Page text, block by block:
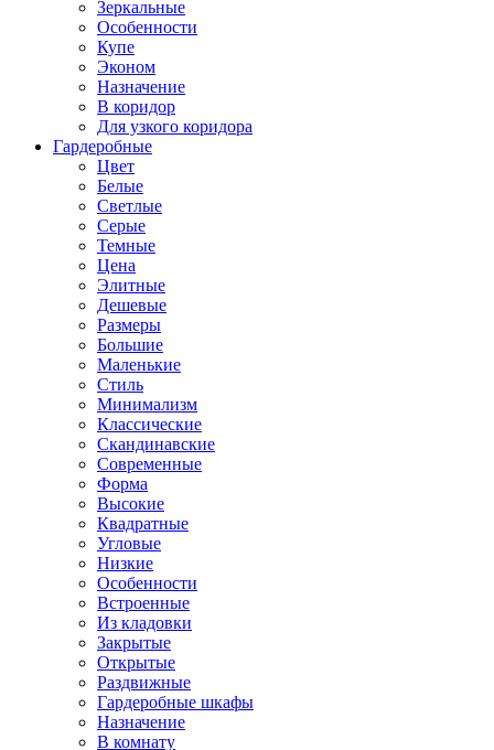
Зеркальные
Особенности
Купе
Эконом
Назначение
В коридор
Для узкого коридора
Гардеробные
Цвет
Белые
Светлые
Серые
Темные
Цена
Элитные
Дешевые
Размеры
Большие
Маленькие
Стиль
Минимализм
Классические
Скандинавские
Современные
Форма
Высокие
Квадратные
Угловые
Низкие
Особенности
Встроенные
Из кладовки
Закрытые
Открытые
Раздвижные
Гардеробные шкафы
Назначение
В комнату